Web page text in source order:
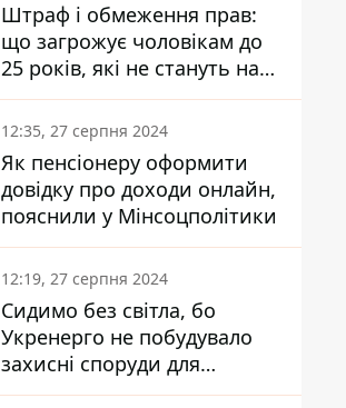
Штраф і обмеження прав:
що загрожує чоловікам до
25 років, які не стануть на
військовий облік
12:35, 27 серпня 2024
Як пенсіонеру оформити
довідку про доходи онлайн,
пояснили у Мінсоцполітики
12:19, 27 серпня 2024
Сидимо без світла, бо
Укренерго не побудувало
захисні споруди для
енергетики - нардеп